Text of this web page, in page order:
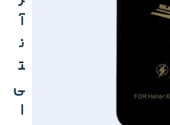
آ
ن
ت
ی
ا